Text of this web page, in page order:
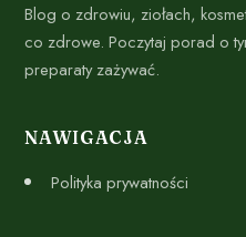
Blog o zdrowiu, ziołach,
co zdrowe. Poczytaj porad o
preparaty zażywać.
NAWIGACJA
Polityka prywatności